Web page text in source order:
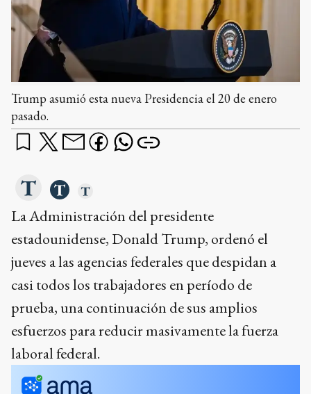
Trump asumió esta nueva Presidencia el 20 de enero
pasado.
La Administración del presidente
estadounidense, Donald Trump, ordenó el
jueves a las agencias federales que despidan a
casi todos los trabajadores en período de
prueba, una continuación de sus amplios
esfuerzos para reducir masivamente la fuerza
laboral federal.